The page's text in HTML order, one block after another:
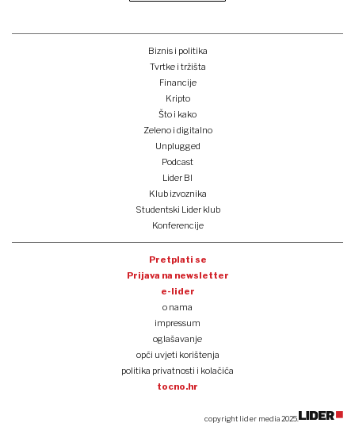
Biznis i politika
Tvrtke i tržišta
Financije
Kripto
Što i kako
Zeleno i digitalno
Unplugged
Podcast
Lider BI
Klub izvoznika
Studentski Lider klub
Konferencije
Pretplati se
Prijava na newsletter
e-lider
o nama
impressum
oglašavanje
opći uvjeti korištenja
politika privatnosti i kolačića
tocno.hr
copyright lider media 2025.